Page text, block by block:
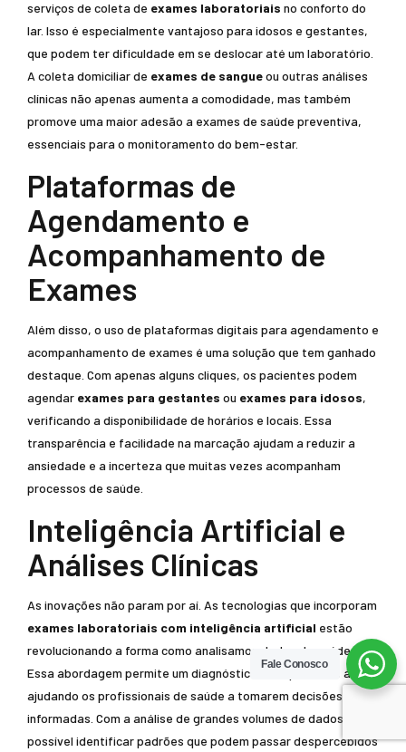
serviços de coleta de exames laboratoriais no conforto do
lar. Isso é especialmente vantajoso para idosos e gestantes,
que podem ter dificuldade em se deslocar até um laboratório.
A coleta domiciliar de exames de sangueou outras análises
clínicas não apenas aumenta a comodidade, mas também
promove uma maior adesão a exames de saúde preventiva,
essenciais para o monitoramento do bem-estar.
Plataformas de
Agendamento e
Acompanhamento de
Exames
Além disso, o uso de plataformas digitais para agendamento e
acompanhamento de exames é uma solução que tem ganhado
destaque. Com apenas alguns cliques, os pacientes podem
agendar exames para gestantes ou exames para idosos,
verificando a disponibilidade de horários e locais. Essa
transparência e facilidade na marcação ajudam a reduzir a
ansiedade e a incerteza que muitas vezes acompanham
processos de saúde.
Inteligência Artificial e
Análises Clínicas
As inovações não param por aí. As tecnologias que incorporam
exames laboratoriais com inteligência artificial estão
revolucionando a forma como analisamos dados de saúde.
Essa abordagem permite um diagnóstico mais preciso e ágil,
ajudando os profissionais de saúde a tomarem decisões mais
informadas. Com a análise de grandes volumes de dados, é
possível identificar padrões que podem passar despercebidos
Fale Conosco